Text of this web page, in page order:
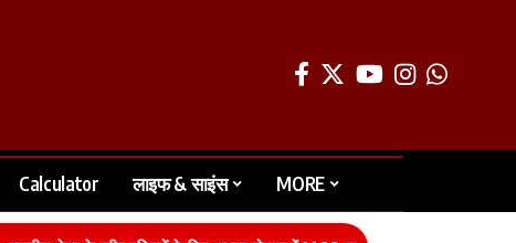
Calculator लाइफ & साइंस MORE